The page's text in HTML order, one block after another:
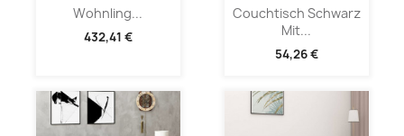
Wohnling...
432,41 €
Couchtisch Schwarz
Mit...
54,26 €